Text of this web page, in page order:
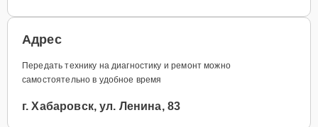
Адрес
Передать технику на диагностику и ремонт можно
самостоятельно в удобное время
г. Хабаровск, ул. Ленина, 83